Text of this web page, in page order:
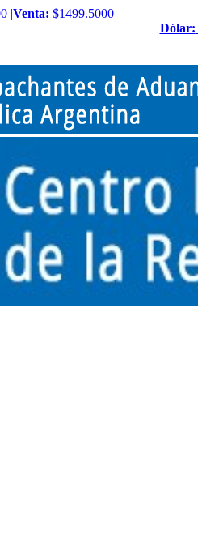
|Venta: $1499.5000
Dólar: